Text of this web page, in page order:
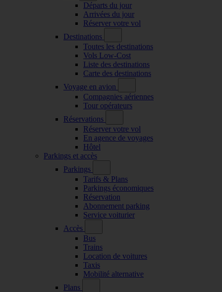
Départs du jour
Arrivées du jour
Réserver votre vol
Destinations
Toutes les destinations
Vols Low-Cost
Liste des destinations
Carte des destinations
Voyage en avion
Compagnies aériennes
Tour opérateurs
Réservations
Réserver votre vol
En agence de voyages
Hôtel
Parkings et accès
Parkings
Tarifs & Plans
Parkings économiques
Réservation
Abonnement parking
Service voiturier
Accès
Bus
Trains
Location de voitures
Taxis
Mobilité alternative
Plans